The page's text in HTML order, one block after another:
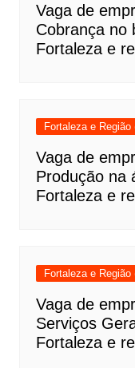
Vaga de
Cobrança no
Fortaleza e
Fortaleza e Região
Vaga de
Produção na
Fortaleza e
Fortaleza e Região
Vaga de
Serviços
Fortaleza e